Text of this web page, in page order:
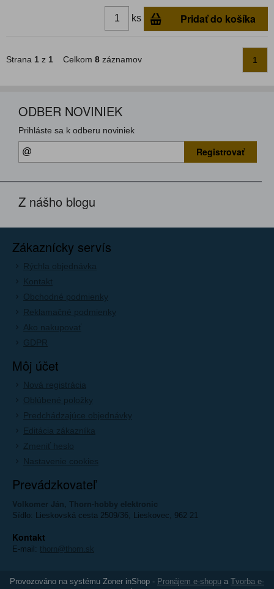
ks Pridať do košíka
Strana 1 z 1 Celkom 8 záznamov 1
ODBER NOVINIEK
Prihláste sa k odberu noviniek
Registrovať
Z nášho blogu
Zákaznícky servís
Rýchla objednávka
Kontakt
Obchodné podmienky
Reklamačné podmienky
Ako nakupovať
GDPR
Môj účet
Nová registrácia
Oblúbené položky
Predchádzajúce objednávky
Editácia zákazníka
Zmeniť heslo
Nastavenie cookies
Prevádzkovateľ
Volkomer Ján, Thorn-hobby elektronic
Sídlo: Lieskovská cesta 2509/36, Lieskovec, 962 21
Kontakt
E-mail: thorn@thorn.sk
Provozováno na systému Zoner inShop - Pronájem e-shopu a Tvorba e-